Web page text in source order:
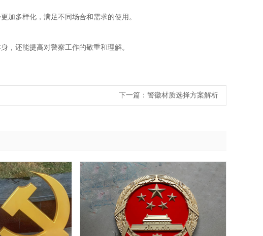
加多样化，满足不同场合和需求的使用。
，还能提高对警察工作的敬重和理解。
下一篇： 警徽材质选择方案解析